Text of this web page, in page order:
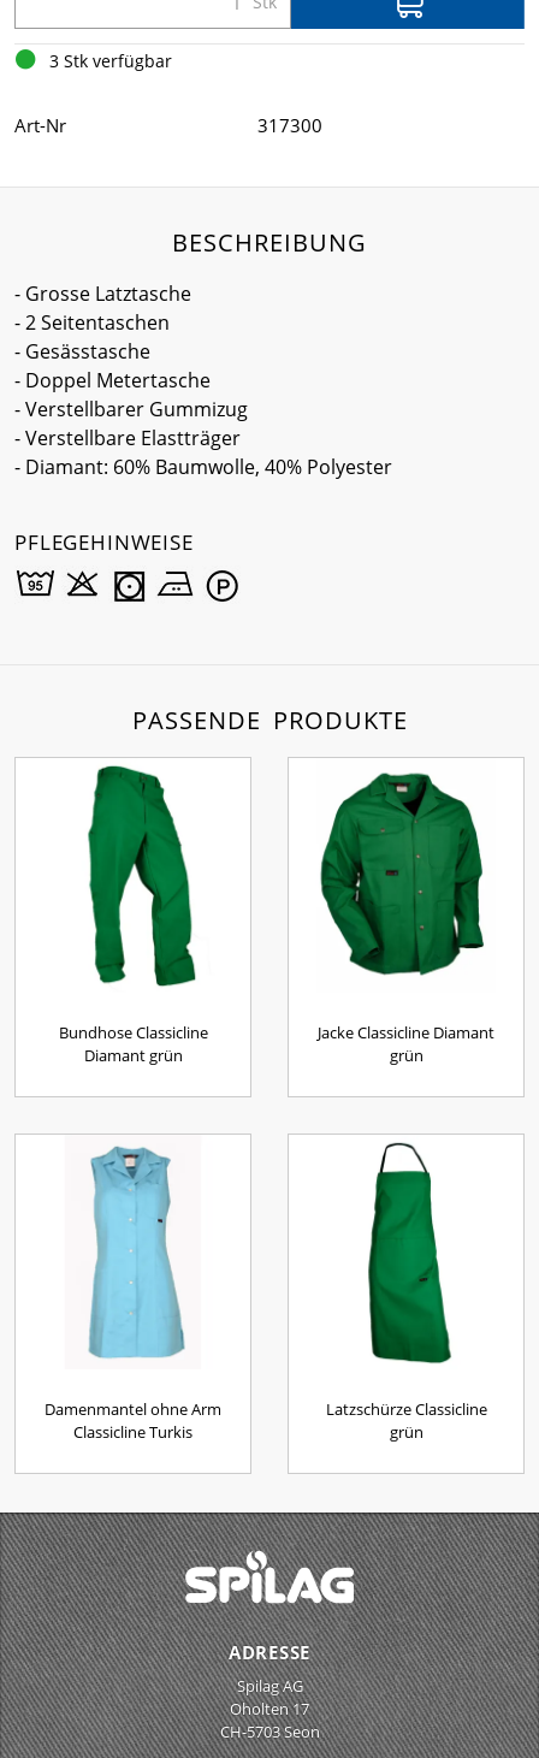
3 Stk verfügbar
Art-Nr 317300
BESCHREIBUNG
- Grosse Latztasche
- 2 Seitentaschen
- Gesässtasche
- Doppel Metertasche
- Verstellbarer Gummizug
- Verstellbare Elastträger
- Diamant: 60% Baumwolle, 40% Polyester
PFLEGEHINWEISE
PASSENDE PRODUKTE
Bundhose Classicline
Diamant grün
Jacke Classicline Diamant
grün
Damenmantel ohne Arm
Classicline Turkis
Latzschürze Classicline
grün
ADRESSE
Spilag AG
Oholten 17
CH-5703 Seon